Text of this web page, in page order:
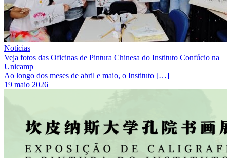
Notícias
Veja fotos das Oficinas de Pintura Chinesa do Instituto Confúcio na
Unicamp
Ao longo dos meses de abril e maio, o Instituto […]
19 maio 2026